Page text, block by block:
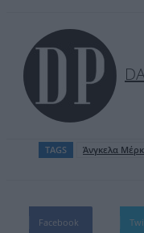
TAGS Άνγκελα
Facebook